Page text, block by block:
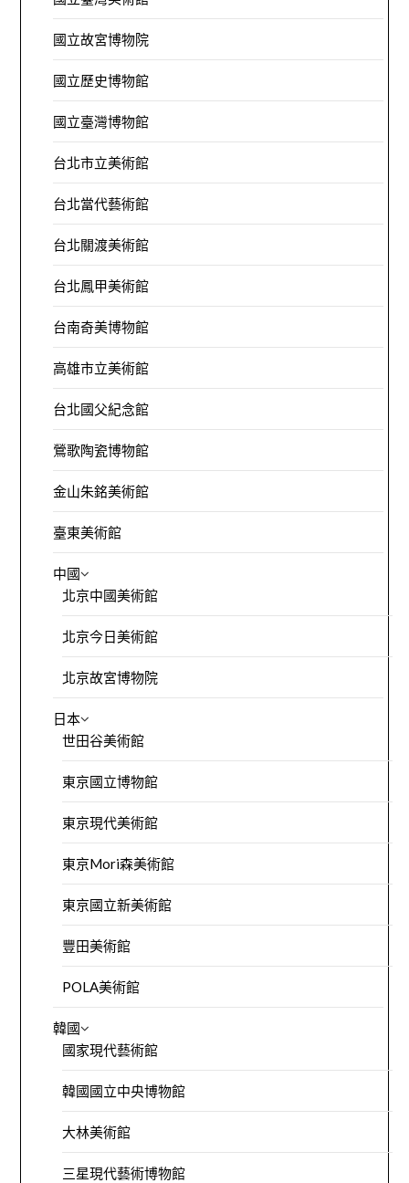
國立故宮博物院
國立歷史博物館
國立臺灣博物館
台北市立美術館
台北當代藝術館
台北關渡美術館
台北鳳甲美術館
台南奇美博物館
高雄市立美術館
台北國父紀念館
鶯歌陶瓷博物館
金山朱銘美術館
臺東美術館
中國
北京中國美術館
北京今日美術館
北京故宮博物院
日本
世田谷美術館
東京國立博物館
東京現代美術館
東京Mori森美術館
東京國立新美術館
豐田美術館
POLA美術館
韓國
國家現代藝術館
韓國國立中央博物館
大林美術館
三星現代藝術博物館